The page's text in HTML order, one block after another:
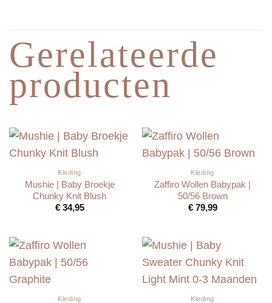
Gerelateerde
producten
Kleding
Mushie | Baby Broekje
Chunky Knit Blush
€34,95
Kleding
Zaffiro Wollen Babypak |
50/56 Brown
€79,99
Kleding Kleding